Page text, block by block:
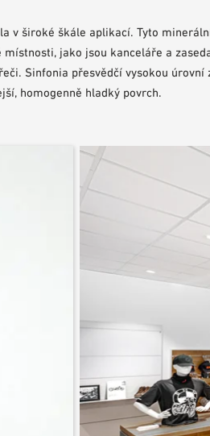
v široké škále aplikací. Tyto
jako jsou kanceláře a
Sinfonia přesvědčí vysokou úrovní
homogenně hladký povrch.